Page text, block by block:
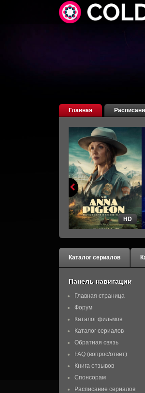
Главная
HD
Каталог сериалов
Панель навигации
Главная страница
Форум
Каталог фильмов
Каталог сериалов
Обратная связь
FAQ (вопрос/ответ)
Книга отзывов
Спонсорам
Расписание сериалов